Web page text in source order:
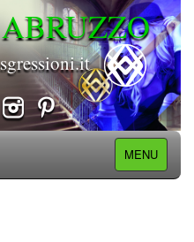
MENU